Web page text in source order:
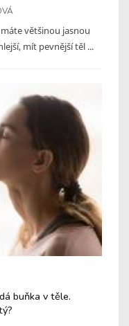
většinou jasnou
mít pevnější těl ...
buňka v těle.